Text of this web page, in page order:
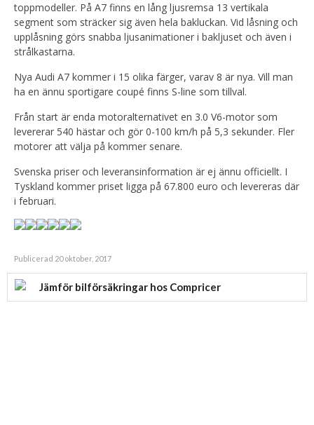
toppmodeller. På A7 finns en lång ljusremsa 13 vertikala
segment som sträcker sig även hela bakluckan. Vid låsning och
upplåsning görs snabba ljusanimationer i bakljuset och även i
strålkastarna.
Nya Audi A7 kommer i 15 olika färger, varav 8 är nya. Vill man
ha en ännu sportigare coupé finns S-line som tillval.
Från start är enda motoralternativet en 3.0 V6-motor som
levererar 540 hästar och gör 0-100 km/h på 5,3 sekunder. Fler
motorer att välja på kommer senare.
Svenska priser och leveransinformation är ej ännu officiellt. I
Tyskland kommer priset ligga på 67.800 euro och levereras där
i februari.
Publicerad 20 oktober, 2017
Jämför bilförsäkringar hos Compricer